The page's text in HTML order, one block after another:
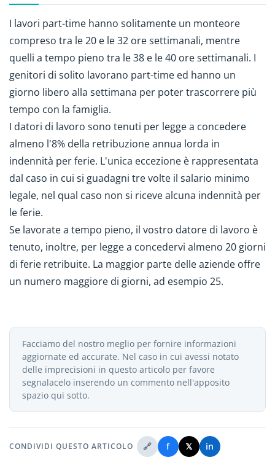
I lavori part-time hanno solitamente un monteore
compreso tra le 20 e le 32 ore settimanali, mentre
quelli a tempo pieno tra le 38 e le 40 ore settimanali. I
genitori di solito lavorano part-time ed hanno un
giorno libero alla settimana per poter trascorrere più
tempo con la famiglia.
I datori di lavoro sono tenuti per legge a concedere
almeno l'8% della retribuzione annua lorda in
indennità per ferie. L'unica eccezione è rappresentata
dal caso in cui si guadagni tre volte il salario minimo
legale, nel qual caso non si riceve alcuna indennità per
le ferie.
Se lavorate a tempo pieno, il vostro datore di lavoro è
tenuto, inoltre, per legge a concedervi almeno 20 giorni
di ferie retribuite. La maggior parte delle aziende offre
un numero maggiore di giorni, ad esempio 25.
Facciamo del nostro meglio per fornire informazioni
aggiornate ed accurate. Nel caso in cui avessi notato
delle imprecisioni in questo articolo per favore
segnalacelo inserendo un commento nell'apposito
spazio qui sotto.
CONDIVIDI QUESTO ARTICOLO 🔗 f 𝕏 in